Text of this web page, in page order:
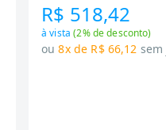
R$ 518,42
à vista(2% de desconto)
ou 8x de R$ 66,12